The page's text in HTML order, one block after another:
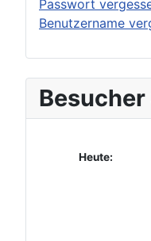
Passwort
Benutzername
Heute: